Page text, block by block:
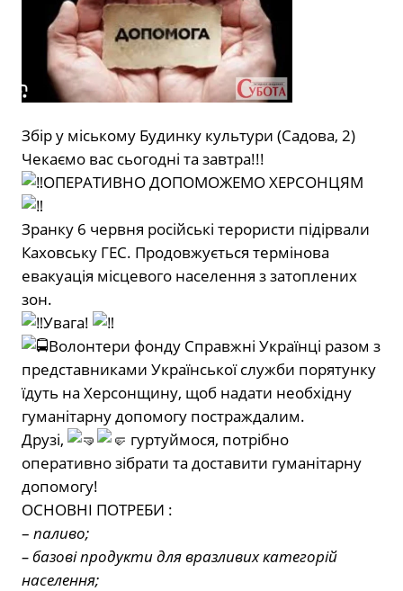
Збір у міському Будинку культури (Садова, 2)
Чекаємо вас сьогодні та завтра!!!
ОПЕРАТИВНО ДОПОМОЖЕМО ХЕРСОНЦЯМ
Зранку 6 червня російські терористи підірвали
Каховську ГЕС. Продовжується термінова
евакуація місцевого населення з затоплених
зон.
Увага!
Волонтери фонду Справжні Українці разом з
представниками Української служби порятунку
їдуть на Херсонщину, щоб надати необхідну
гуманітарну допомогу постраждалим.
Друзі,
гуртуймося, потрібно
оперативно зібрати та доставити гуманітарну
допомогу!
ОСНОВНІ ПОТРЕБИ :
– паливо;
– базові продукти для вразливих категорій
населення;